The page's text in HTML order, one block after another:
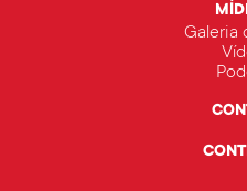
Galeria